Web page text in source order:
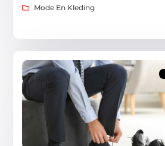
Mode En Kleding